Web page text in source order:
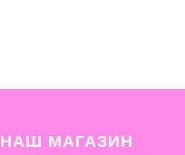
НАШ МАГАЗИН